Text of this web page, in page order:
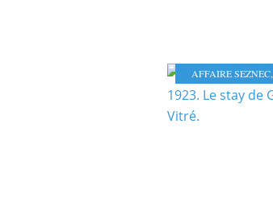
AFFAIRE SEZNEC,